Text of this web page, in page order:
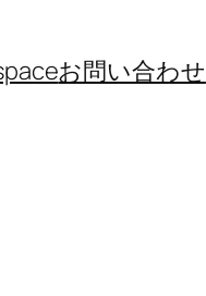
お問い合わせ